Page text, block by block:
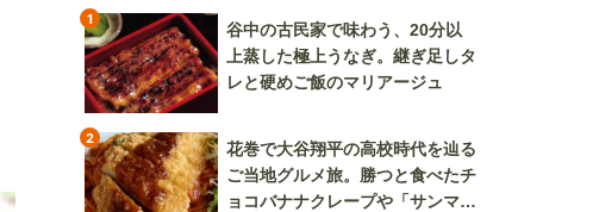
1
谷中の古民家で味わう、20分以
上蒸した極上うなぎ。継ぎ足しタ
レと硬めご飯のマリアージュ
2
花巻で大谷翔平の高校時代を辿る
ご当地グルメ旅。勝つと食べたチ
ョコバナナクレープや「サンマー